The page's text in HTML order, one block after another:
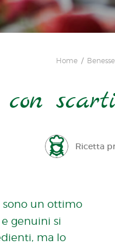
Home
con
Ricetta
sono un ottimo
genuini si
ma lo